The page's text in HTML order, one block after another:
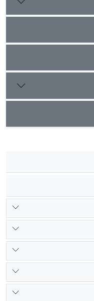
تصاویر ماهواره­ای
تیپ­های گیاهی حاصله